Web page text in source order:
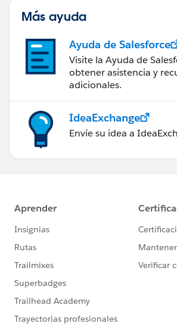
Más ayuda
Ayuda de Salesforce
Visite la Ayuda de
obtener asistencia y
adicionales.
IdeaExchange
Envíe su idea a